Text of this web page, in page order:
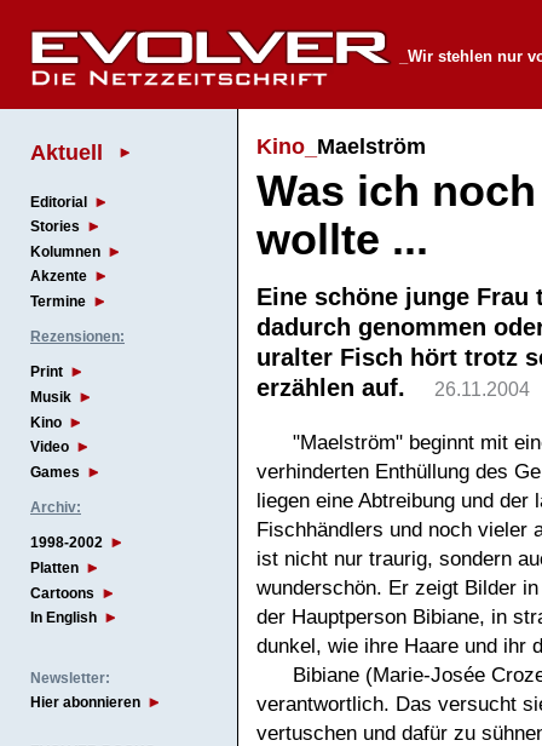
_Wir stehlen nur
Aktuell
Editorial
Stories
Kolumnen
Akzente
Termine
Rezensionen:
Print
Musik
Kino
Video
Games
Archiv:
1998-2002
Platten
Cartoons
In English
Newsletter:
Hier abonnieren
Kino_ Maelström
Was ich
wollte ...
Eine schöne junge
dadurch genommen
uralter Fisch hört trotz
erzählen auf.
26.11.2004
"Maelström" beginnt mit
verhinderten Enthüllung des
liegen eine Abtreibung und der
Fischhändlers und noch vieler
ist nicht nur traurig, sondern
wunderschön. Er zeigt Bilder
der Hauptperson Bibiane, in
dunkel, wie ihre Haare und ihr
Bibiane (Marie-Josée
verantwortlich. Das versucht
vertuschen und dafür zu